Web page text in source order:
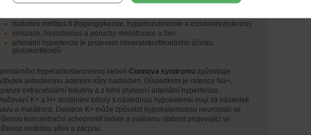
svalová atrofie a slabost
diabetes mellitus II (hyperglykemie, hyperinzulinemie a inzulinorezistence)
virilizace, hirsuitismus a poruchy menstruace u žen
arteriální hypertenze je projevem mineralokortikoidního účinku
glukokortikoidů
hyperaldosteronismu neboli Connova syndromuzpůsobuje
aldosteronu adenom kůry nadledvin. Důsledkem je retence Na+,
extracelulární tekutiny a z toho plynoucí arteriální hypertenze.
K+ a H+ distálními tubuly s následnou hypokalemií mají za následek
a malátnost. Deplece K+ může způsobit hypokalemickou neuropatii se
koncentrační schopností ledvin a svalovou slabost projevující se
motilitou střev a zácpou.